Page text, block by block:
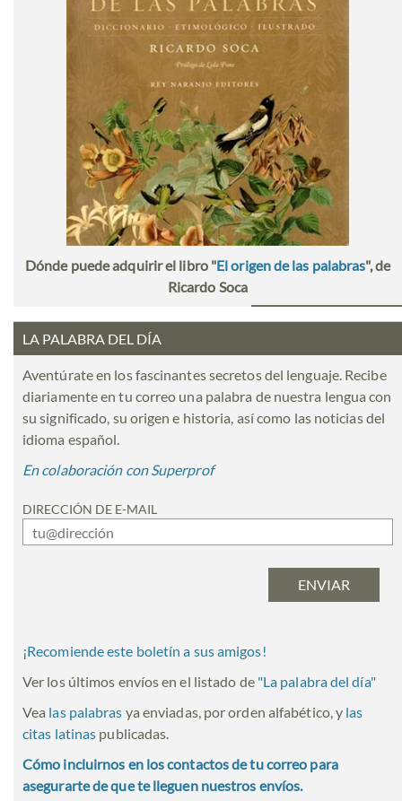
Dónde puede adquirir el libro "El origen de las palabras", de
Ricardo Soca
LA PALABRA DEL DÍA
Aventúrate en los fascinantes secretos del lenguaje. Recibe
diariamente en tu correo una palabra de nuestra lengua con
su significado, su origen e historia, así como las noticias del
idioma español.
En colaboración con Superprof
DIRECCIÓN DE E-MAIL
¡Recomiende este boletín a sus amigos!
Ver los últimos envíos en el listado de "La palabra del día"
Vea las palabras ya enviadas, por orden alfabético, y las
citas latinas publicadas.
Cómo incluirnos en los contactos de tu correo para
asegurarte de que te lleguen nuestros envíos.